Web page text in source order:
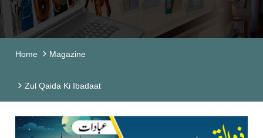
Home Magazine
Zul Qaida Ki Ibadaat